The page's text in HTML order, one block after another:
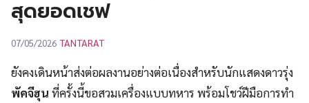
สุดยอดเชฟ
07/05/2026 TANTARAT
ยังคงเดินหน้าส่งต่อผลงานอย่างต่อเนื่องสำหรับนักแสดงดาวรุ่ง
พัคจีฮุน ที่ครั้งนี้ขอสวมเครื่องแบบทหาร พร้อมโชว์ฝีมือการทำ